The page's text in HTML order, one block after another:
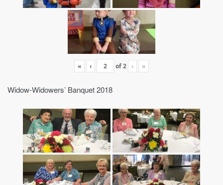
« ‹ of2 › »
Widow-Widowers’ Banquet 2018